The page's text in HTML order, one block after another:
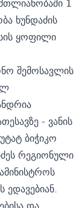
ხუნდაძის
ყოფილი
შემოსავლის
- ვანის
ბიჭიკო
რეგიონული